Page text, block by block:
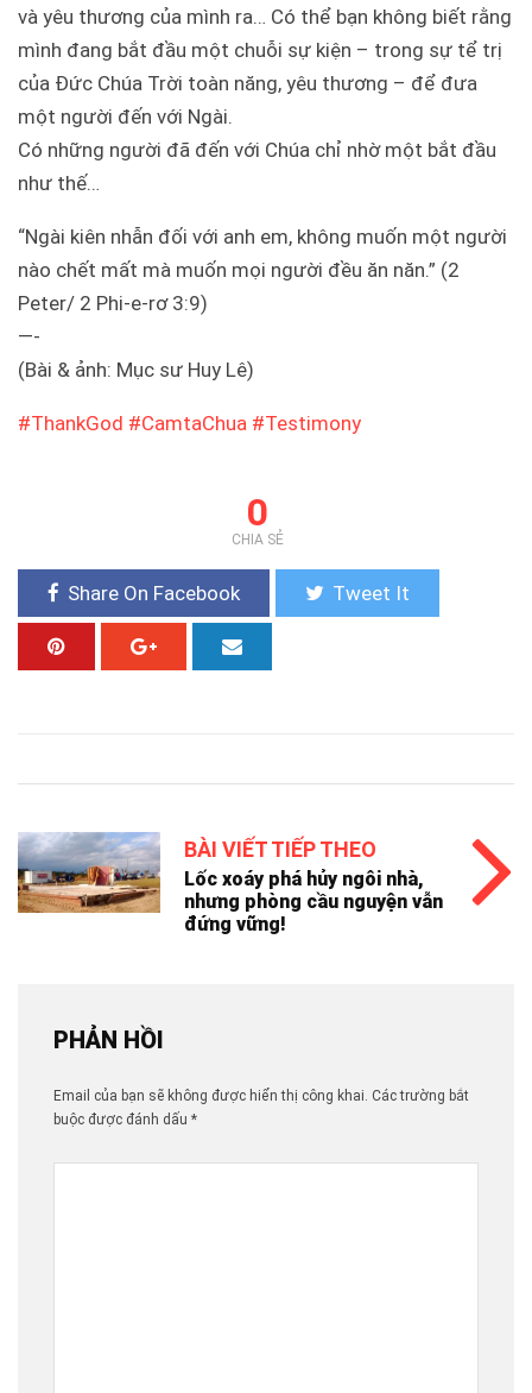
và yêu thương của mình ra… Có thể bạn không biết rằng
mình đang bắt đầu một chuỗi sự kiện – trong sự tể trị
của Đức Chúa Trời toàn năng, yêu thương – để đưa
một người đến với Ngài.
Có những người đã đến với Chúa chỉ nhờ một bắt đầu
như thế…
“Ngài kiên nhẫn đối với anh em, không muốn một người
nào chết mất mà muốn mọi người đều ăn năn.” (2
Peter/ 2 Phi-e-rơ 3:9)
—-
(Bài & ảnh: Mục sư Huy Lê)
#ThankGod #CamtaChua #Testimony
0
CHIA SẺ
Share On Facebook Tweet It
BÀI VIẾT TIẾP THEO
Lốc xoáy phá hủy ngôi nhà,
nhưng phòng cầu nguyện vẫn
đứng vững!
PHẢN HỒI
Email của bạn sẽ không được hiển thị công khai. Các trường bắt
buộc được đánh dấu *